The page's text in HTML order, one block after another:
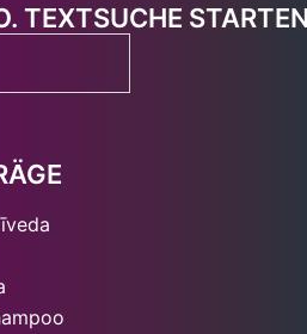
TEXTSUCHE